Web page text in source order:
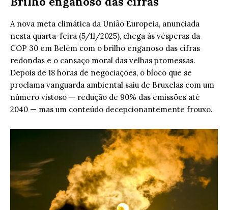
A nova meta climática da União Europeia, anunciada
nesta quarta-feira (5/11/2025), chega às vésperas da
COP 30 em Belém com o brilho enganoso das cifras
redondas e o cansaço moral das velhas promessas.
Depois de 18 horas de negociações, o bloco que se
proclama vanguarda ambiental saiu de Bruxelas com um
número vistoso — redução de 90% das emissões até
2040 — mas um conteúdo decepcionantemente frouxo.